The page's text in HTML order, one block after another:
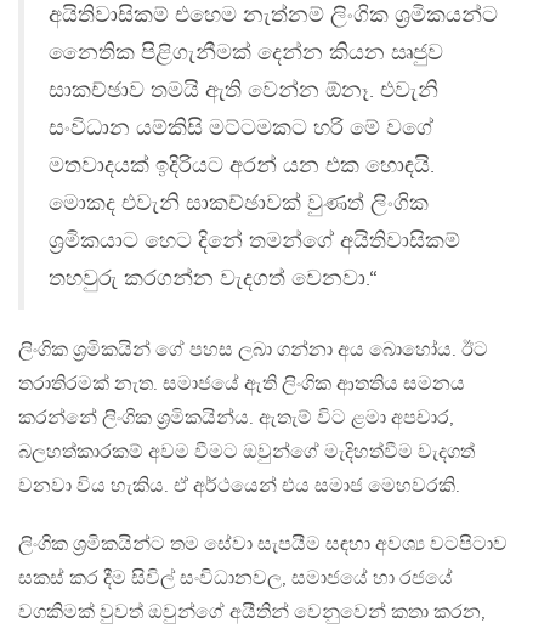
අයිතිවාසිකම් එහෙම නැත්නම් ලිංගික ශ්‍රමිකයන්ට
නෛතික පිළිගැනීමක් දෙන්න කියන ඍජුව
සාකච්ඡාව තමයි ඇති වෙන්න ඕනෑ. එවැනි
සංවිධාන යම්කිසි මට්ටමකට හරි මේ වගේ
මතවාදයක් ඉදිරියට අරන් යන එක හොඳයි.
මොකද එවැනි සාකච්ඡාවක් වුණත් ලිංගික
ශ්‍රමිකයාට හෙට දිනේ තමන්ගේ අයිතිවාසිකම්
තහවුරු කරගන්න වැදගත් වෙනවා.“
ලිංගික ශ්‍රමිකයින් ගේ පහස ලබා ගන්නා අය බොහෝය. ඊට
තරාතිරමක් නැත. සමාජයේ ඇති ලිංගික ආතතිය සමනය
කරන්නේ ලිංගික ශ්‍රමිකයින්ය. ඇතැම් විට ළමා අපචාර,
බලහත්කාරකම් අවම වීමට ඔවුන්ගේ මැදිහත්වීම වැදගත්
වනවා විය හැකිය. ඒ අර්ථයෙන් එය සමාජ මෙහවරකි.
ලිංගික ශ්‍රමිකයින්ට තම සේවා සැපයීම සඳහා අවශ්‍ය වටපිටාව
සකස් කර දීම සිවිල් සංවිධානවල, සමාජයේ හා රජයේ
වගකිමක් වුවත් ඔවුන්ගේ අයීතින් වෙනුවෙන් කතා කරන,